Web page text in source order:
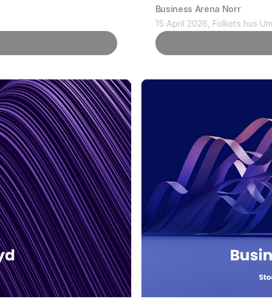
Business Arena Norr
15 April 2026, Folkets hus